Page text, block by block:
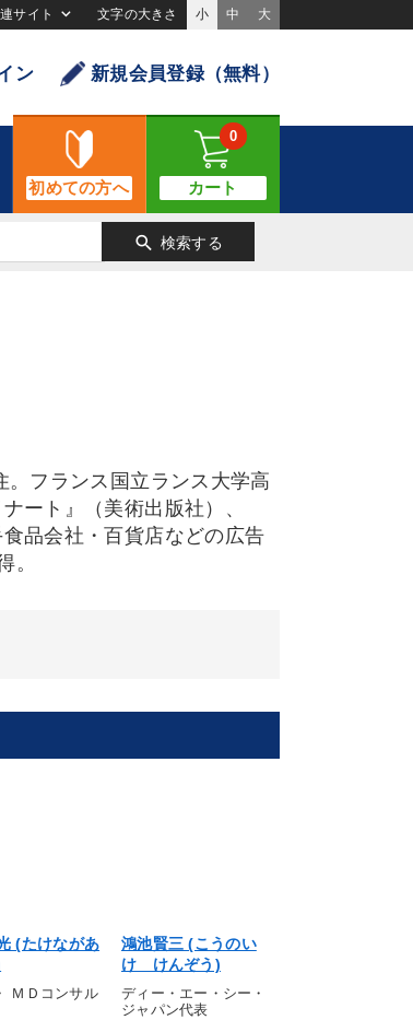
サイト 文字の大きさ 小 中 大
ン 新規会員登録（無料）
初めての方へ カート
0
search 検索する
フランス国立ランス大学高
ート』（美術出版社）、
品会社・百貨店などの広告
。
(たけながあ
ＭＤコンサル
鴻池賢三 (こうのい
け けんぞう)
ディー・エー・シー・
ジャパン代表